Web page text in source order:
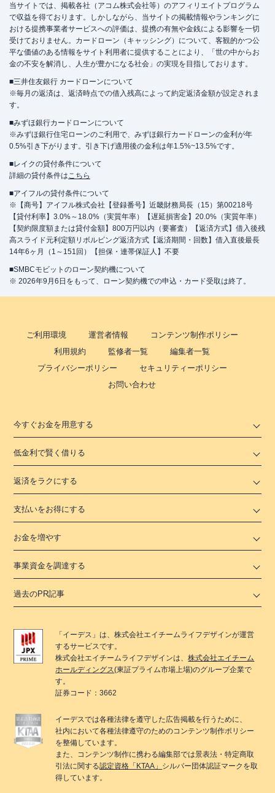
当サイトでは、掲載各社（アコム株式会社等）のアフィリエイトプログラム
で収益を得ております。しかしながら、当サイトの掲載情報やランキングに
おける提携事業者サービスへの評価は、提携の有無や金銭による影響を一切
受けておりません。カードローン（キャッシング）について、客観的かつ公
平な価値のある情報をサイト利用者に提供することにより、「世の中からお
金の不安を解消し、人生が豊かになる社会」の実現を目指しております。
■三井住友銀行 カードローンについて
※毎月の返済は、返済時点での借入残高によって約定返済金額が設定されま
す。
■みずほ銀行カードローンについて
※みずほ銀行住宅ローンのご利用で、みずほ銀行カードローンの金利が年
0.5%引き下がります。引き下げ適用後の金利は年1.5%~13.5%です。
■レイクの貸付条件について
詳細の貸付条件はこちら
■アイフルの貸付条件について
※【商号】アイフル株式会社【登録番号】近畿財務局長（15）第00218号
【貸付利率】3.0%～18.0%（実質年率）【遅延損害金】20.0%（実質年率）
【契約限度額または貸付金額】800万円以内（要審査）【返済方式】借入後残
高スライド元利定額リボルビング返済方式【返済期間・回数】借入直後最長
14年6ヶ月（1～151回）【担保・連帯保証人】不要
■SMBCモビットのローン契約機について
※ 2026年9月6日をもって、ローン契約機での申込・カード受取は終了。
ご利用環境 運営者情報
コンテンツ制作ポリシー
利用規約
監修者一覧
編集者一覧
プライバシーポリシー
セキュリティーポリシー
お問い合わせ
今すぐお金を用意する
低金利で賢く借りる
返済をラクにする
支払いをお得にする
お金を増やす
事業資金を調達する
過去のPR記事
「 イーデス 」は、株式会社エイチームライフデザインが運営
するサービスです。
株式会社エイチームライフデザインは、株式会社エイチーム
ホールディングス(東証プライム市場上場)のグループ企業で
す。
証券コード：3662
イーデスでは各種法律を遵守した広告掲載を行うために、
社内において各種法律遵守のためのコンテンツ制作ポリシー
を整備しています。
また、コンテンツ制作に携わる編集部では景表法・特定商取
引法に関する認定資格「KTAA」 シルバー団体認証マークを取
得しています。